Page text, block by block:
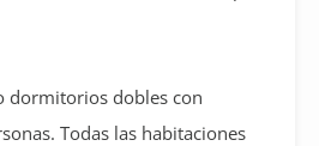
dormitorios dobles con
Todas las habitaciones